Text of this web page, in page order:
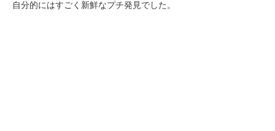
自分的にはすごく新鮮なプチ発見でした。